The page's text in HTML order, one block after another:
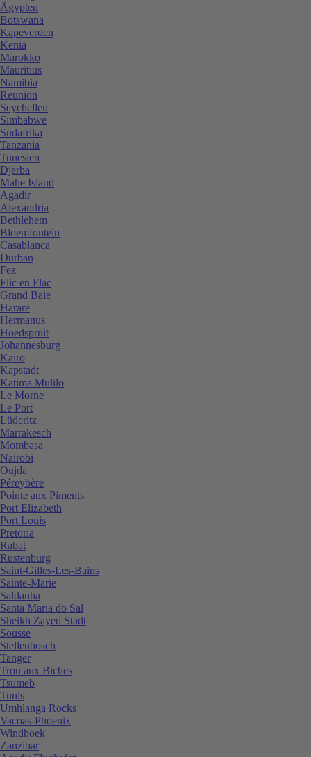
Ägypten
Botswana
Kapeverden
Kenia
Marokko
Mauritius
Namibia
Reunion
Seychellen
Simbabwe
Südafrika
Tanzania
Tunesien
Djerba
Mahe Island
Agadir
Alexandria
Bethlehem
Bloemfontein
Casablanca
Durban
Fez
Flic en Flac
Grand Baie
Harare
Hermanus
Hoedspruit
Johannesburg
Kairo
Kapstadt
Katima Mulilo
Le Morne
Le Port
Lüderitz
Marrakesch
Mombasa
Nairobi
Oujda
Péreybère
Pointe aux Piments
Port Elizabeth
Port Louis
Pretoria
Rabat
Rustenburg
Saint-Gilles-Les-Bains
Sainte-Marie
Saldanha
Santa Maria do Sal
Sheikh Zayed Stadt
Sousse
Stellenbosch
Tanger
Trou aux Biches
Tsumeb
Tunis
Umhlanga Rocks
Vacoas-Phoenix
Windhoek
Zanzibar